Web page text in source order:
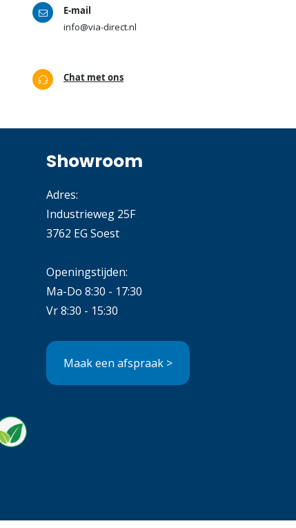
E-mail
info@via-direct.nl
Chat met ons
Showroom
Adres:
Industrieweg 25F
3762 EG Soest
Openingstijden:
Ma-Do 8:30 - 17:30
Vr 8:30 - 15:30
Maak een afspraak >